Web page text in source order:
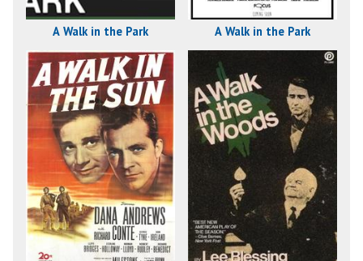
A Walk in the Park A Walk in the Park